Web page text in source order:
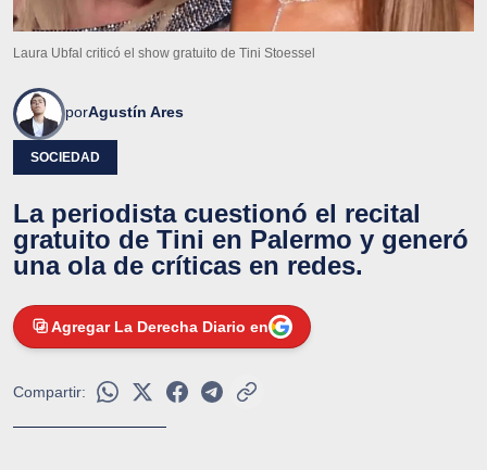
Laura Ubfal criticó el show gratuito de Tini Stoessel
porAgustín Ares
SOCIEDAD
La periodista cuestionó el recital
gratuito de Tini en Palermo y generó
una ola de críticas en redes.
Agregar La Derecha Diario en
Compartir: